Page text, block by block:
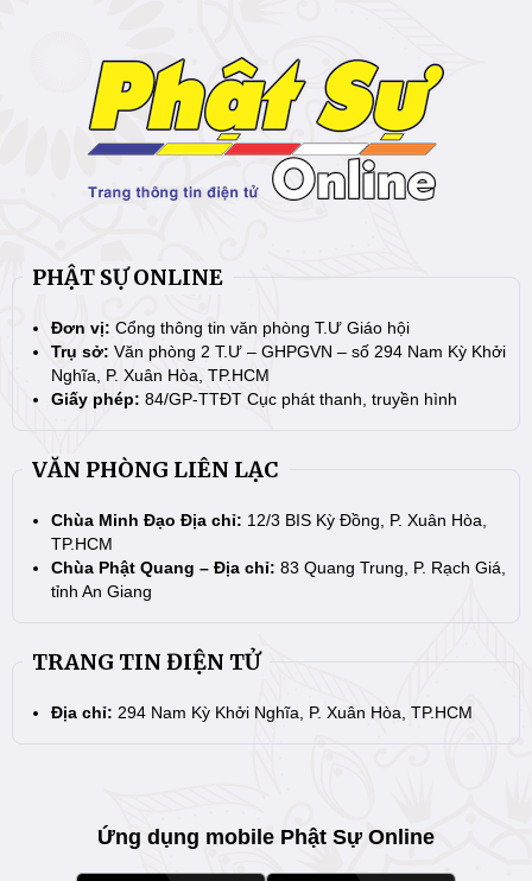
PHẬT SỰ ONLINE
Đơn vị: Cổng thông tin văn phòng T.Ư Giáo hội
Trụ sở: Văn phòng 2 T.Ư – GHPGVN – số 294 Nam Kỳ Khởi
Nghĩa, P. Xuân Hòa, TP.HCM
Giấy phép: 84/GP-TTĐT Cục phát thanh, truyền hình
VĂN PHÒNG LIÊN LẠC
Chùa Minh Đạo Địa chỉ: 12/3 BIS Kỳ Đồng, P. Xuân Hòa,
TP.HCM
Chùa Phật Quang – Địa chỉ: 83 Quang Trung, P. Rạch Giá,
tỉnh An Giang
TRANG TIN ĐIỆN TỬ
Địa chỉ: 294 Nam Kỳ Khởi Nghĩa, P. Xuân Hòa, TP.HCM
Ứng dụng mobile Phật Sự Online